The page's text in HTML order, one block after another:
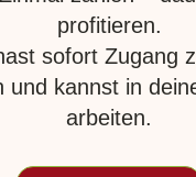
profitieren.
sofort Zugang
und kannst in
arbeiten.